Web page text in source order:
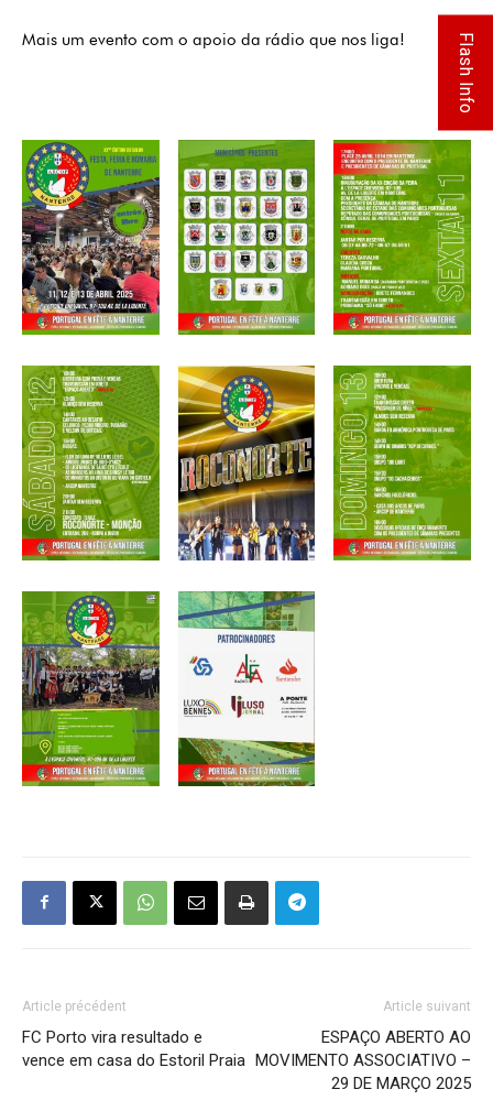
Mais um evento com o apoio da rádio que nos liga!
Article précédent
FC Porto vira resultado e
vence em casa do Estoril Praia
Article suivant
ESPAÇO ABERTO AO
MOVIMENTO ASSOCIATIVO –
29 DE MARÇO 2025
Flash Info